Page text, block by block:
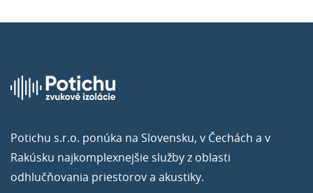
Potichu s.r.o. ponúka na Slovensku, v Čechách a v
Rakúsku najkomplexnejšie služby z oblasti
odhlučňovania priestorov a akustiky.